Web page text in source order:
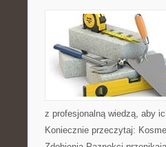
z profesjonalną wiedzą, aby
Koniecznie przeczytaj: